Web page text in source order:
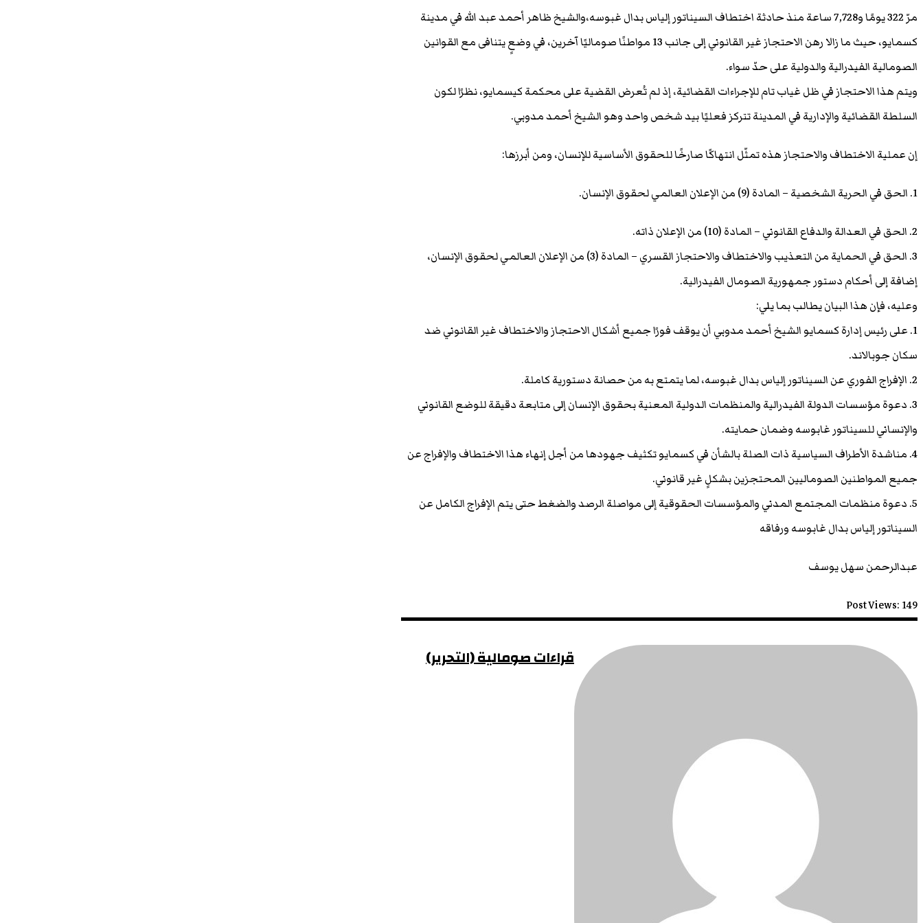
مرّ 322 يومًا و7,728 ساعة منذ حادثة اختطاف السيناتور إلياس بدال غبوسه،والشيخ ظاهر أحمد عبد الله في مدينة
كسمايو، حيث ما زالا رهن الاحتجاز غير القانوني إلى جانب 13 مواطنًا صوماليًا آخرين، في وضعٍ يتنافى مع القوانين
الصومالية الفيدرالية والدولية على حدّ سواء.
ويتم هذا الاحتجاز في ظل غياب تام للإجراءات القضائية، إذ لم تُعرض القضية على محكمة كيسمايو، نظرًا لكون
السلطة القضائية والإدارية في المدينة تتركز فعليًا بيد شخص واحد وهو الشيخ أحمد مدوبي.
إن عملية الاختطاف والاحتجاز هذه تمثّل انتهاكًا صارخًا للحقوق الأساسية للإنسان، ومن أبرزها:
1. الحق في الحرية الشخصية – المادة (9) من الإعلان العالمي لحقوق الإنسان.
2. الحق في العدالة والدفاع القانوني – المادة (10) من الإعلان ذاته.
3. الحق في الحماية من التعذيب والاختطاف والاحتجاز القسري – المادة (3) من الإعلان العالمي لحقوق الإنسان،
إضافة إلى أحكام دستور جمهورية الصومال الفيدرالية.
وعليه، فإن هذا البيان يطالب بما يلي:
1. على رئيس إدارة كسمايو الشيخ أحمد مدوبي أن يوقف فورًا جميع أشكال الاحتجاز والاختطاف غير القانوني ضد
سكان جوبالاند.
2. الإفراج الفوري عن السيناتور إلياس بدال غبوسه، لما يتمتع به من حصانة دستورية كاملة.
3. دعوة مؤسسات الدولة الفيدرالية والمنظمات الدولية المعنية بحقوق الإنسان إلى متابعة دقيقة للوضع القانوني
والإنساني للسيناتور غابوسه وضمان حمايته.
4. مناشدة الأطراف السياسية ذات الصلة بالشأن في كسمايو تكثيف جهودها من أجل إنهاء هذا الاختطاف والإفراج عن
جميع المواطنين الصوماليين المحتجزين بشكلٍ غير قانوني.
5. دعوة منظمات المجتمع المدني والمؤسسات الحقوقية إلى مواصلة الرصد والضغط حتى يتم الإفراج الكامل عن
السيناتور إلياس بدال غابوسه ورفاقه
عبدالرحمن سهل يوسف
Post Views: 149
قراءات صومالية (التحرير)